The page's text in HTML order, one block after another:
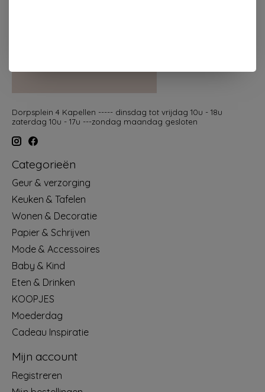
Dorpsplein 4 Kapellen ----- dinsdag tot vrijdag 10u - 18u
zaterdag 10u - 17u ---zondag maandag gesloten
Categorieën
Geur & verzorging
Keuken & Tafelen
Wonen & Decoratie
Papier & Schrijven
Mode & Accessoires
Baby & Kind
Eten & Drinken
KOOPJES
Moederdag
Cadeau Inspiratie
Mijn account
Registreren